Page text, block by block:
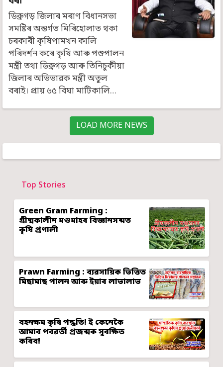
ডিব্ৰুগড় জিলাৰ মৰাণ বিধানসভা
সমষ্টিৰ অন্তৰ্গত মিৰিহােলাত থকা
চৰকাৰী কৃষিপামখন কালি
পৰিদৰ্শন কৰে কৃষি আৰু পশুপালন
মন্ত্রী তথা ডিব্ৰুগড় আৰু তিনিচুকীয়া
জিলাৰ অভিভাৱক মন্ত্রী অতুল
বৰাই। প্রায় ৬৫ বিঘা মাটিকালি…
LOAD MORE NEWS
Top Stories
Green Gram Farming :
গ্ৰীষ্মকালীন মগুমাহৰ বিজ্ঞানসন্মত
কৃষি প্ৰণালী
Prawn Farming : ব্যৱসায়িক ভিত্তিত
মিছামাছ পালন আৰু ইয়াৰ লাভালাভ
বহনক্ষম কৃষি পদ্ধতি! ই কেনেকৈ
আমাৰ পৰৱৰ্তী প্ৰজন্মক সুৰক্ষিত
কৰিব!